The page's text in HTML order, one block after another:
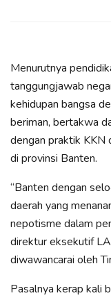
Menurutnya
tanggungjawab
kehidupan bangsa
beriman, bertakwa
dengan praktik KKN
di provinsi Banten.
“Banten dengan
daerah yang
nepotisme dalam
direktur eksekutif
diwawancarai oleh
Pasalnya kerap kali